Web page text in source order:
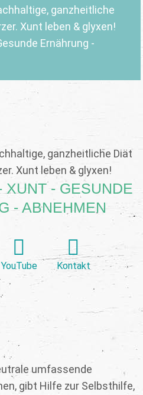
ganzheitliche
Xunt leben & glyxen!
Ernährung -
ganzheitliche Diät
Xunt leben & glyxen!
XUNT - GESUNDE
- ABNEHMEN
YouTube Kontakt
umfassende
gibt Hilfe zur Selbsthilfe,